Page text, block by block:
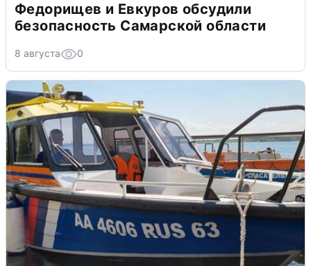
Федорищев и Евкуров обсудили
безопасность Самарской области
8 августа 0